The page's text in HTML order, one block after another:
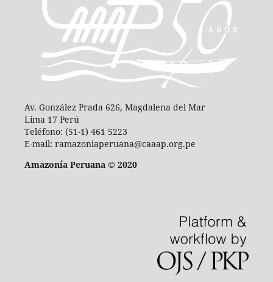
Av. González Prada 626, Magdalena del Mar
Lima 17 Perú
Teléfono: (51-1) 461 5223
E-mail: ramazoniaperuana@caaap.org.pe
Amazonía Peruana © 2020